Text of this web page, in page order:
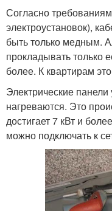
Согласно
электроустановок),
быть только медным.
прокладывать только
более. К квартирам
Электрические
нагреваются. Это
достигает 7 кВт и
можно подключать к